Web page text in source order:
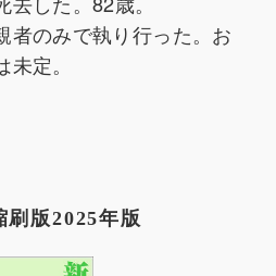
者のみで執り行った。お
定。
刷版2025年版